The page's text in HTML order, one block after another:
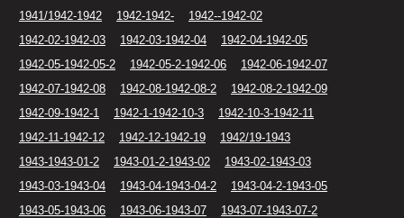
1941/1942-1942
1942-1942-
1942--1942-02
1942-02-1942-03
1942-03-1942-04
1942-04-1942-05
1942-05-1942-05-2
1942-05-2-1942-06
1942-06-1942-07
1942-07-1942-08
1942-08-1942-08-2
1942-08-2-1942-09
1942-09-1942-1
1942-1-1942-10-3
1942-10-3-1942-11
1942-11-1942-12
1942-12-1942-19
1942/19-1943
1943-1943-01-2
1943-01-2-1943-02
1943-02-1943-03
1943-03-1943-04
1943-04-1943-04-2
1943-04-2-1943-05
1943-05-1943-06
1943-06-1943-07
1943-07-1943-07-2